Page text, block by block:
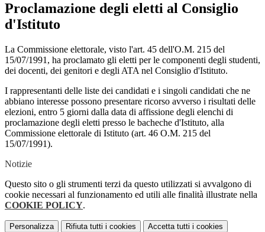
Proclamazione degli eletti al Consiglio
d'Istituto
La Commissione elettorale, visto l'art. 45 dell'O.M. 215 del
15/07/1991, ha proclamato gli eletti per le componenti degli studenti,
dei docenti, dei genitori e degli ATA nel Consiglio d'Istituto.
I rappresentanti delle liste dei candidati e i singoli candidati che ne
abbiano interesse possono presentare ricorso avverso i risultati delle
elezioni, entro 5 giorni dalla data di affissione degli elenchi di
proclamazione degli eletti presso le bacheche d'Istituto, alla
Commissione elettorale di Istituto (art. 46 O.M. 215 del
15/07/1991).
Notizie
Questo sito o gli strumenti terzi da questo utilizzati si avvalgono di
cookie necessari al funzionamento ed utili alle finalità illustrate nella
COOKIE POLICY.
Personalizza Rifiuta tutti i cookies Accetta tutti i cookies